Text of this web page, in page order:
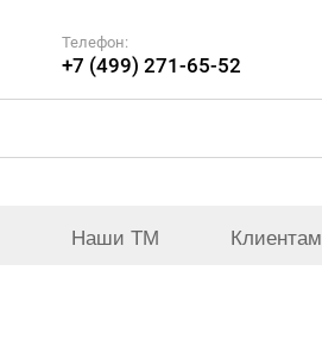
Телефон:
+7 (499) 271-65-52
Наши ТМ Клиентам